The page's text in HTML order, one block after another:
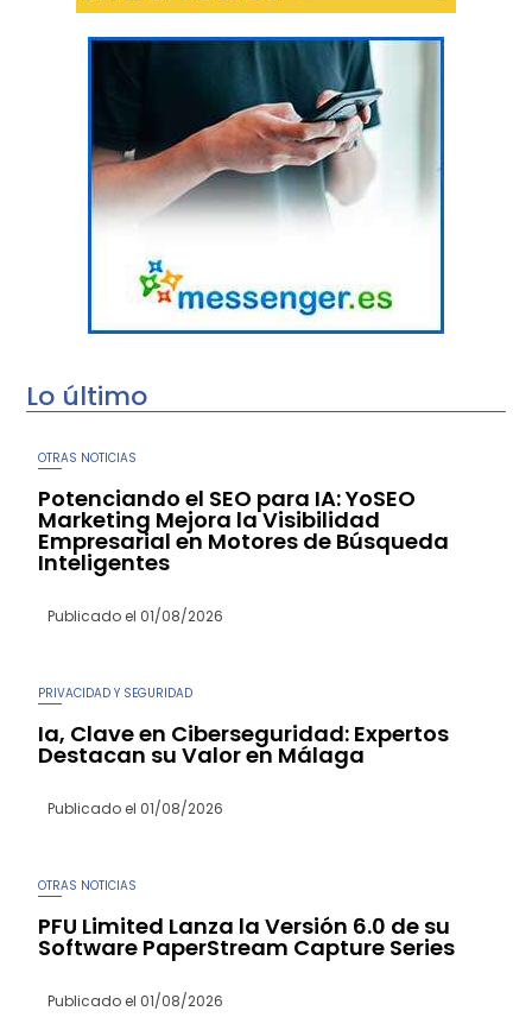
Lo último
OTRAS NOTICIAS
Potenciando el SEO para IA: YoSEO
Marketing Mejora la Visibilidad
Empresarial en Motores de Búsqueda
Inteligentes
Publicado el 01/08/2026
PRIVACIDAD Y SEGURIDAD
Ia, Clave en Ciberseguridad: Expertos
Destacan su Valor en Málaga
Publicado el 01/08/2026
OTRAS NOTICIAS
PFU Limited Lanza la Versión 6.0 de su
Software PaperStream Capture Series
Publicado el 01/08/2026